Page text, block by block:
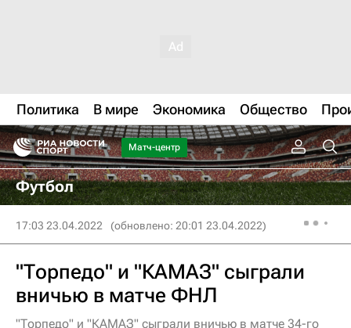
Политика В мире Экономика Общество
Матч-центр
Футбол
17:03 23.04.2022 (обновлено: 20:01 23.04.2022)
"Торпедо" и "КАМАЗ" сыграли
вничью в матче ФНЛ
"Торпедо" и "КАМАЗ" сыграли вничью в матче 34-го